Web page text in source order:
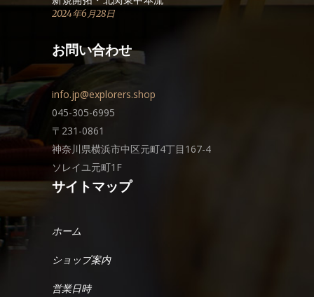
2024年6月28日
お問い合わせ
info.jp@explorers.shop
045-305-6995
〒231-0861
神奈川県横浜市中区元町4丁目167-4
ソレイユ元町1F
サイトマップ
ホーム
ショップ案内
営業日時